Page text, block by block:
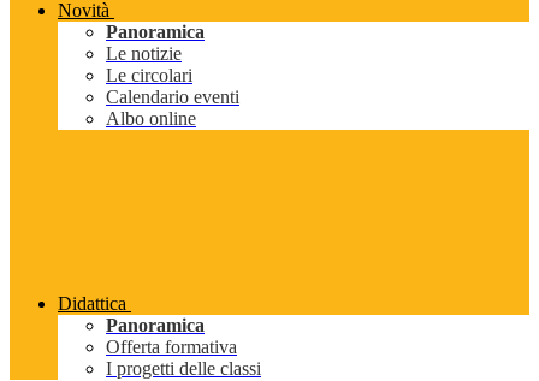
Novità
Panoramica
Le notizie
Le circolari
Calendario eventi
Albo online
Didattica
Panoramica
Offerta formativa
I progetti delle classi